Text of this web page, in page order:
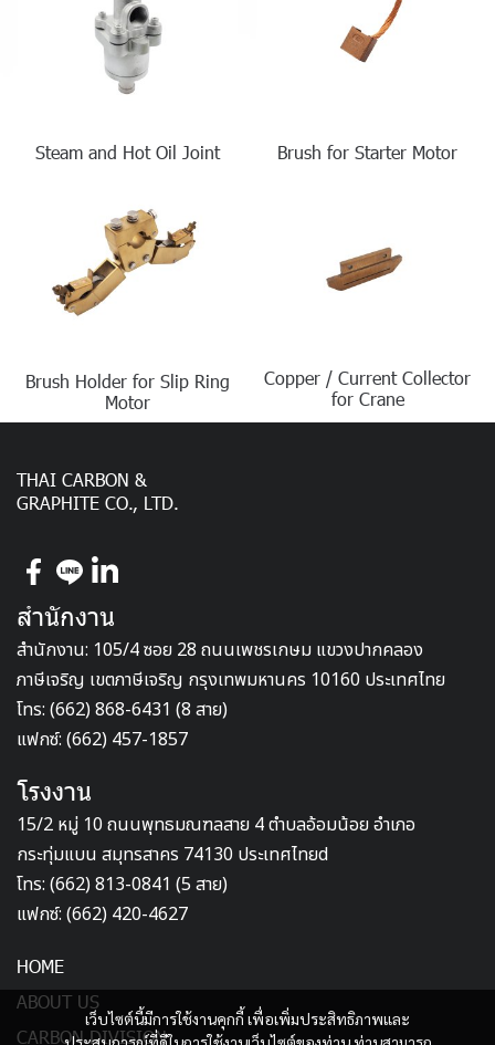
Steam and Hot Oil Joint Brush for Starter Motor
Brush Holder for Slip Ring
Motor
Copper / Current Collector
for Crane
เว็บไซต์นี้มีการใช้งานคุกกี้ เพื่อเพิ่มประสิทธิภาพและ
THAI CARBON &
GRAPHITE CO., LTD.
สำนักงาน
สำนักงาน: 105/4 ซอย 28 ถนนเพชรเกษม แขวงปากคลอง
ภาษีเจริญ เขตภาษีเจริญ กรุงเทพมหานคร 10160 ประเทศไทย
โทร: (662) 868-6431 (8 สาย)
แฟกซ์: (662) 457-1857
โรงงาน
15/2 หมู่ 10 ถนนพุทธมณฑลสาย 4 ตำบลอ้อมน้อย อำเภอ
กระทุ่มแบน สมุทรสาคร 74130 ประเทศไทยd
โทร: (662) 813-0841 (5 สาย)
แฟกซ์: (662) 420-4627
HOME
ABOUT US
CARBON DIVISION